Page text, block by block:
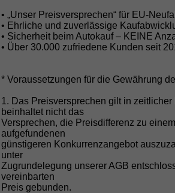
Bis
Kauf
Ihr
• „Unser Preisversprechen“ für EU-
• Ehrliche und zuverlässige
• Sicherheit beim Autokauf – KEINE
• Über 30.000 zufriedene Kunden seit
* Voraussetzungen für die Gewährung
1. Das Preisversprechen gilt in
beinhaltet nicht das
Versprechen, die Preisdifferenz zu
aufgefundenen
günstigeren Konkurrenzangebot
unter
Zugrundelegung unserer AGB
vereinbarten
Preis gebunden.